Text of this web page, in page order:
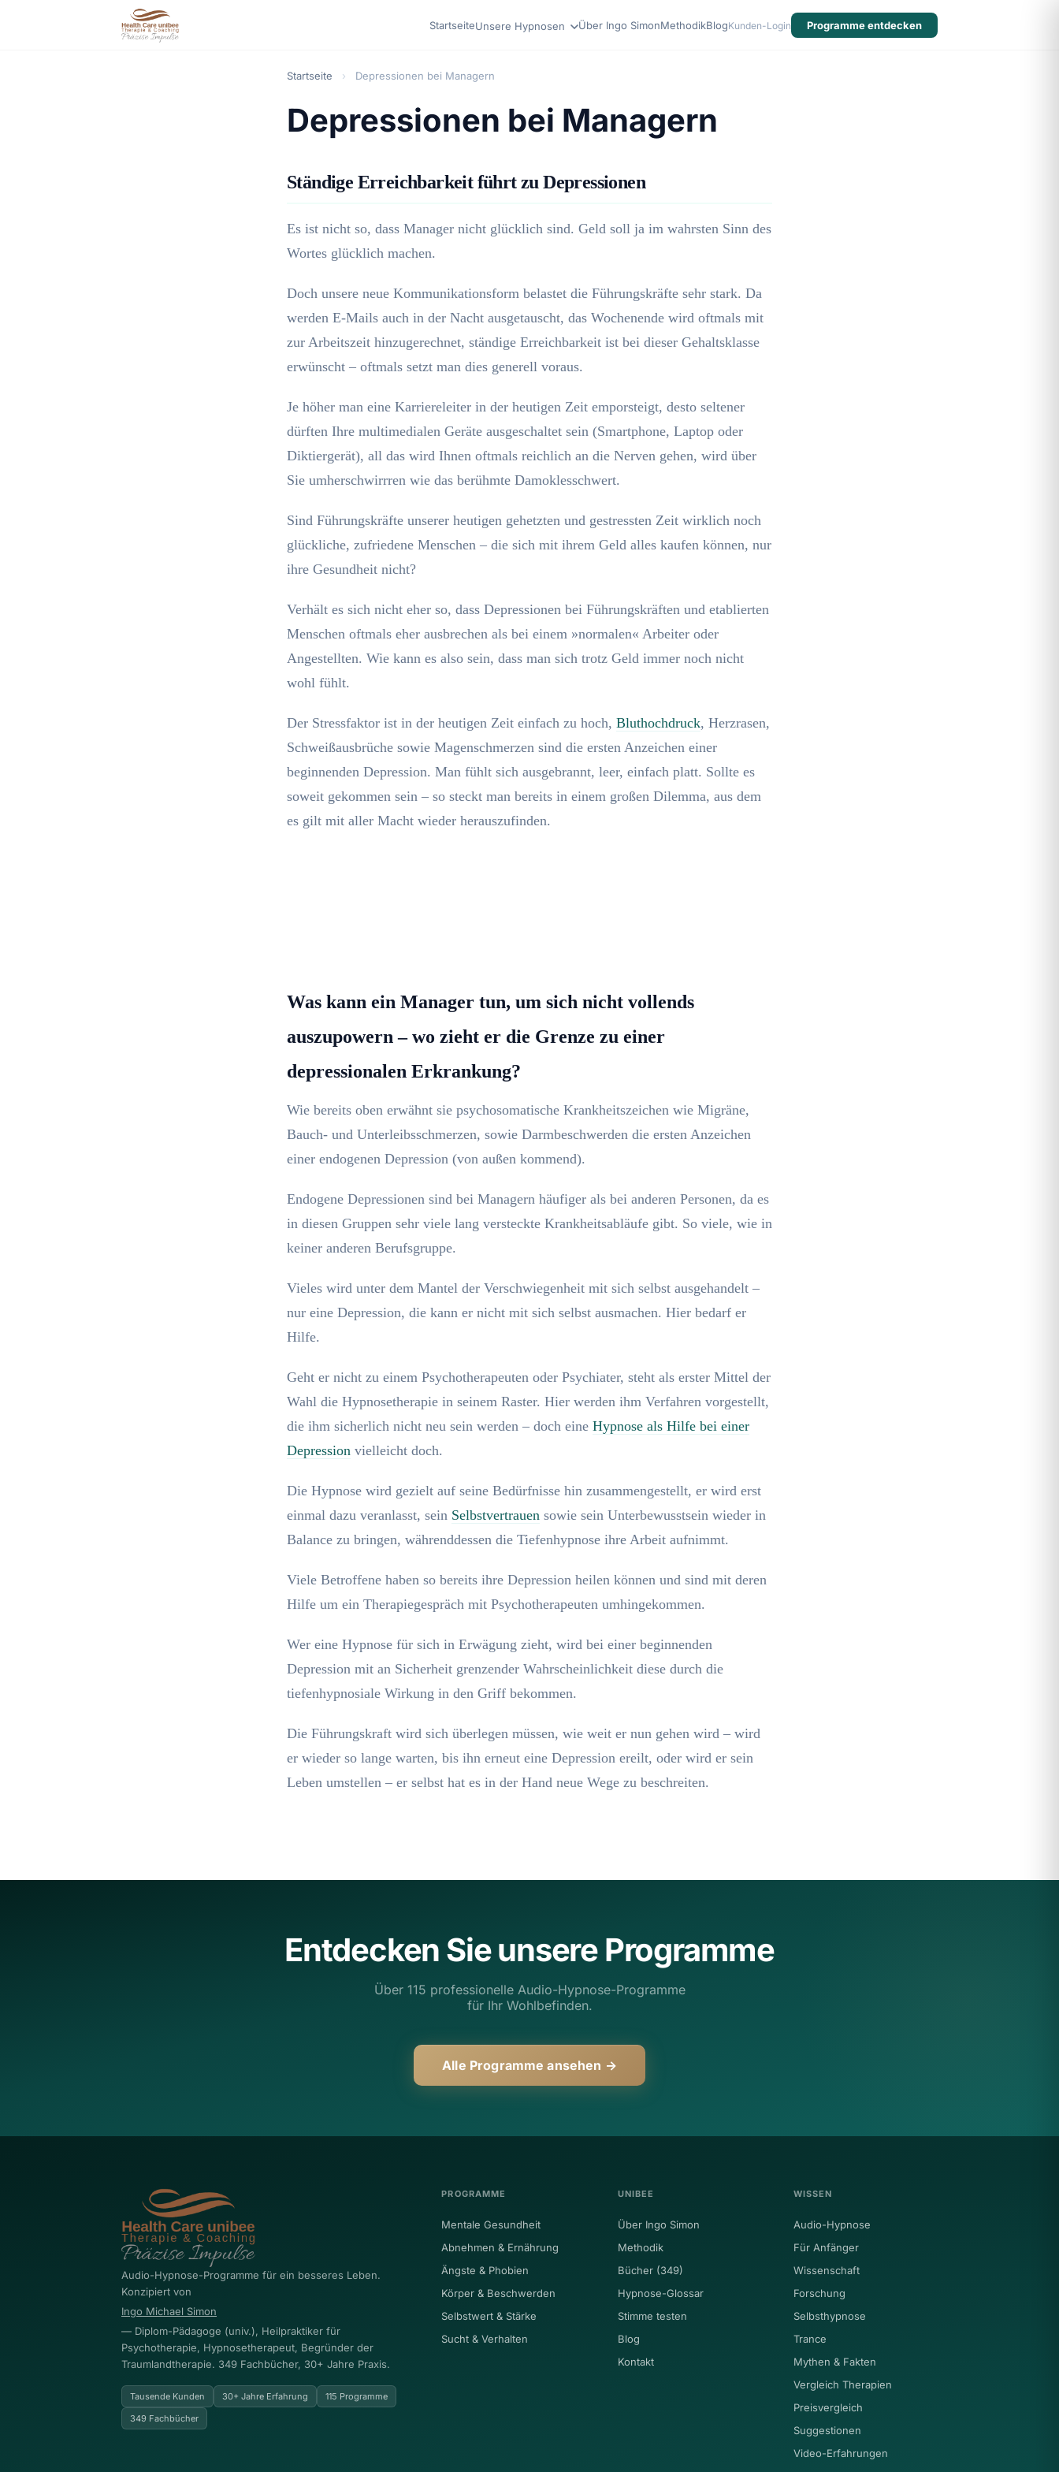
StartseiteUnsere Hypnosen Über Ingo SimonMethodikBlogKunden-Login Programme entdecken
Startseite › Depressionen bei Managern
Depressionen bei Managern
Ständige Erreichbarkeit führt zu Depressionen
Es ist nicht so, dass Manager nicht glücklich sind. Geld soll ja im wahrsten Sinn des
Wortes glücklich machen.
Doch unsere neue Kommunikationsform belastet die Führungskräfte sehr stark. Da
werden E-Mails auch in der Nacht ausgetauscht, das Wochenende wird oftmals mit
zur Arbeitszeit hinzugerechnet, ständige Erreichbarkeit ist bei dieser Gehaltsklasse
erwünscht – oftmals setzt man dies generell voraus.
Je höher man eine Karriereleiter in der heutigen Zeit emporsteigt, desto seltener
dürften Ihre multimedialen Geräte ausgeschaltet sein (Smartphone, Laptop oder
Diktiergerät), all das wird Ihnen oftmals reichlich an die Nerven gehen, wird über
Sie umherschwirrren wie das berühmte Damoklesschwert.
Sind Führungskräfte unserer heutigen gehetzten und gestressten Zeit wirklich noch
glückliche, zufriedene Menschen – die sich mit ihrem Geld alles kaufen können, nur
ihre Gesundheit nicht?
Verhält es sich nicht eher so, dass Depressionen bei Führungskräften und etablierten
Menschen oftmals eher ausbrechen als bei einem »normalen« Arbeiter oder
Angestellten. Wie kann es also sein, dass man sich trotz Geld immer noch nicht
wohl fühlt.
Der Stressfaktor ist in der heutigen Zeit einfach zu hoch, Bluthochdruck, Herzrasen,
Schweißausbrüche sowie Magenschmerzen sind die ersten Anzeichen einer
beginnenden Depression. Man fühlt sich ausgebrannt, leer, einfach platt. Sollte es
soweit gekommen sein – so steckt man bereits in einem großen Dilemma, aus dem
es gilt mit aller Macht wieder herauszufinden.
Was kann ein Manager tun, um sich nicht vollends
auszupowern – wo zieht er die Grenze zu einer
depressionalen Erkrankung?
Wie bereits oben erwähnt sie psychosomatische Krankheitszeichen wie Migräne,
Bauch- und Unterleibsschmerzen, sowie Darmbeschwerden die ersten Anzeichen
einer endogenen Depression (von außen kommend).
Endogene Depressionen sind bei Managern häufiger als bei anderen Personen, da es
in diesen Gruppen sehr viele lang versteckte Krankheitsabläufe gibt. So viele, wie in
keiner anderen Berufsgruppe.
Vieles wird unter dem Mantel der Verschwiegenheit mit sich selbst ausgehandelt –
nur eine Depression, die kann er nicht mit sich selbst ausmachen. Hier bedarf er
Hilfe.
Geht er nicht zu einem Psychotherapeuten oder Psychiater, steht als erster Mittel der
Wahl die Hypnosetherapie in seinem Raster. Hier werden ihm Verfahren vorgestellt,
die ihm sicherlich nicht neu sein werden – doch eine Hypnose als Hilfe bei einer
Depression vielleicht doch.
Die Hypnose wird gezielt auf seine Bedürfnisse hin zusammengestellt, er wird erst
einmal dazu veranlasst, sein Selbstvertrauen sowie sein Unterbewusstsein wieder in
Balance zu bringen, währenddessen die Tiefenhypnose ihre Arbeit aufnimmt.
Viele Betroffene haben so bereits ihre Depression heilen können und sind mit deren
Hilfe um ein Therapiegespräch mit Psychotherapeuten umhingekommen.
Wer eine Hypnose für sich in Erwägung zieht, wird bei einer beginnenden
Depression mit an Sicherheit grenzender Wahrscheinlichkeit diese durch die
tiefenhypnosiale Wirkung in den Griff bekommen.
Die Führungskraft wird sich überlegen müssen, wie weit er nun gehen wird – wird
er wieder so lange warten, bis ihn erneut eine Depression ereilt, oder wird er sein
Leben umstellen – er selbst hat es in der Hand neue Wege zu beschreiten.
Entdecken Sie unsere Programme
Über 115 professionelle Audio-Hypnose-Programme
für Ihr Wohlbefinden.
Alle Programme ansehen →
Audio-Hypnose-Programme für ein besseres Leben.
Konzipiert von
Ingo Michael Simon
— Diplom-Pädagoge (univ.), Heilpraktiker für
Psychotherapie, Hypnosetherapeut, Begründer der
Traumlandtherapie. 349 Fachbücher, 30+ Jahre Praxis.
Tausende Kunden 30+ Jahre Erfahrung
115 Programme
349 Fachbücher
PROGRAMME
Mentale Gesundheit
Abnehmen & Ernährung
Ängste & Phobien
Körper & Beschwerden
Selbstwert & Stärke
Sucht & Verhalten
UNIBEE
Über Ingo Simon
Methodik
Bücher (349)
Hypnose-Glossar
Stimme testen
Blog
Kontakt
WISSEN
Audio-Hypnose
Für Anfänger
Wissenschaft
Forschung
Selbsthypnose
Trance
Mythen & Fakten
Vergleich Therapien
Preisvergleich
Suggestionen
Video-Erfahrungen